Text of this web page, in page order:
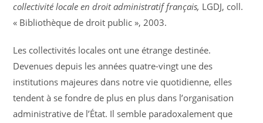
collectivité locale en droit administratif français, LGDJ, coll.
« Bibliothèque de droit public », 2003.
Les collectivités locales ont une étrange destinée.
Devenues depuis les années quatre-vingt une des
institutions majeures dans notre vie quotidienne, elles
tendent à se fondre de plus en plus dans l’organisation
administrative de l’État. Il semble paradoxalement que